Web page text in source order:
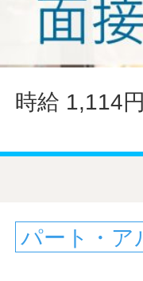
時給 1,114
パート・ア